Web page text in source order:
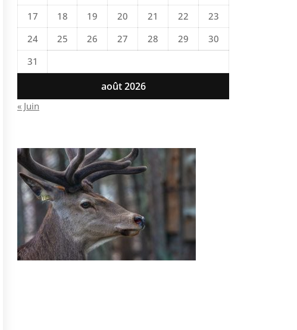
août 2026
17
18 19 20 21 22
23
24
25 26 27 28 29
30
31
« Juin